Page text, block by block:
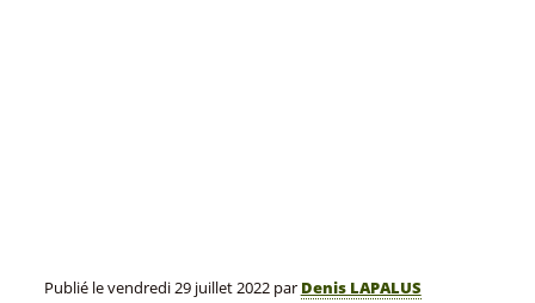
Publié levendredi 29 juillet 2022par Denis LAPALUS